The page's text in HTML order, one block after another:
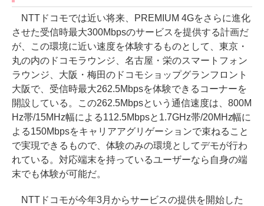
NTTドコモでは近い将来、PREMIUM 4Gをさらに進化
させた受信時最大300Mbpsのサービスを提供する計画だ
が、この環境に近い速度を体験するものとして、東京・
丸の内のドコモラウンジ、名古屋・栄のスマートフォン
ラウンジ、大阪・梅田のドコモショップグランフロント
大阪で、受信時最大262.5Mbpsを体験できるコーナーを
開設している。この262.5Mbpsという通信速度は、800M
Hz帯/15MHz幅による112.5Mbpsと1.7GHz帯/20MHz幅に
よる150Mbpsをキャリアアグリゲーションで束ねること
で実現できるもので、体験のみの環境としてデモが行わ
れている。対応端末を持っているユーザーなら自身の端
末でも体験が可能だ。
NTTドコモが今年3月からサービスの提供を開始した